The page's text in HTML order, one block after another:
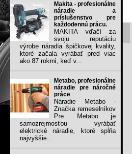
Makita - profesionálne
náradie a
príslušenstvo pre
každodennú prácu.
MAKITA vďačí za
svoju reputáciu
výrobe náradia špičkovej kvality,
ktoré začala vyrábať pred viac
ako 87 rokmi, keď v...
Metabo, profesionálne
náradie pre náročné
práce
Náradie Metabo -
Značka remeselníkov
Pre Metabo je
samozrejmosťou vyrábať
elektrické náradie, ktoré spĺňa
najvyššie...